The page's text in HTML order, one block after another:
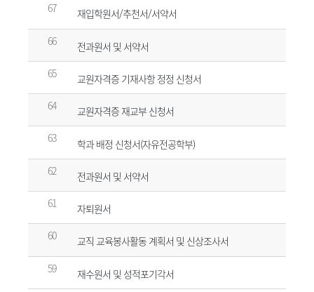
67
재입학원서/추천서/서약서
66
전과원서 및 서약서
65
교원자격증 기재사항 정정 신청서
64
교원자격증 재교부 신청서
63
학과 배정 신청서(자유전공학부)
62
전과원서 및 서약서
61
자퇴원서
60
교직 교육봉사활동 계획서 및 신상조사서
59
재수원서 및 성적포기각서